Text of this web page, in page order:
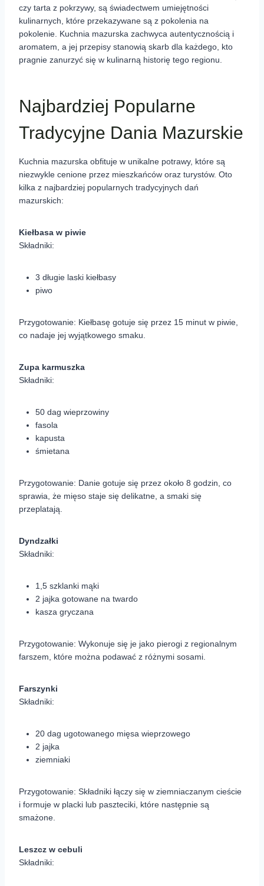
czy tarta z pokrzywy, są świadectwem umiejętności
kulinarnych, które przekazywane są z pokolenia na
pokolenie. Kuchnia mazurska zachwyca autentycznością i
aromatem, a jej przepisy stanowią skarb dla każdego, kto
pragnie zanurzyć się w kulinarną historię tego regionu.
Najbardziej Popularne
Tradycyjne Dania Mazurskie
Kuchnia mazurska obfituje w unikalne potrawy, które są
niezwykle cenione przez mieszkańców oraz turystów. Oto
kilka z najbardziej popularnych tradycyjnych dań
mazurskich:
Kiełbasa w piwie
Składniki:
3 długie laski kiełbasy
piwo
Przygotowanie: Kiełbasę gotuje się przez 15 minut w piwie,
co nadaje jej wyjątkowego smaku.
Zupa karmuszka
Składniki:
50 dag wieprzowiny
fasola
kapusta
śmietana
Przygotowanie: Danie gotuje się przez około 8 godzin, co
sprawia, że mięso staje się delikatne, a smaki się
przeplatają.
Dyndzałki
Składniki:
1,5 szklanki mąki
2 jajka gotowane na twardo
kasza gryczana
Przygotowanie: Wykonuje się je jako pierogi z regionalnym
farszem, które można podawać z różnymi sosami.
Farszynki
Składniki:
20 dag ugotowanego mięsa wieprzowego
2 jajka
ziemniaki
Przygotowanie: Składniki łączy się w ziemniaczanym cieście
i formuje w placki lub paszteciki, które następnie są
smażone.
Leszcz w cebuli
Składniki: